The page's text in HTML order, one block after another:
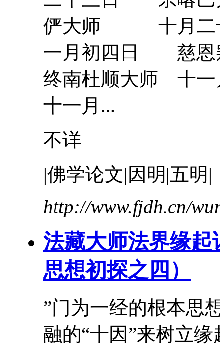
俨大师 十月二
一月初四日 慈恩
终南杜顺大师 十一
十一月...
不详
|佛学论文|因明|五明|
http://www.fjdh.cn/
法藏大师法界缘起
思想初探之四）
”门为一经的根本思
融的“十因”来树